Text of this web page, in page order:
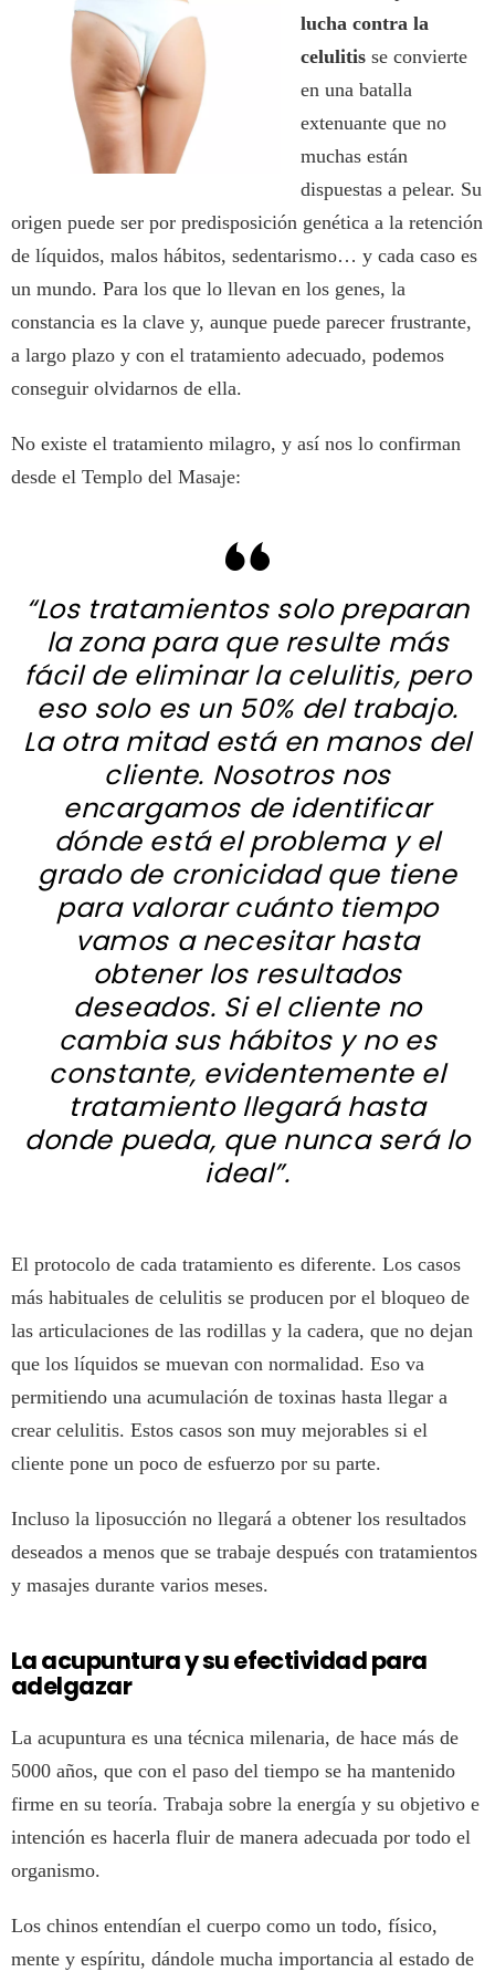
lucha contra la
celulitis se convierte
en una batalla
extenuante que no
muchas están
dispuestas a pelear. Su
origen puede ser por predisposición genética a la retención
de líquidos, malos hábitos, sedentarismo… y cada caso es
un mundo. Para los que lo llevan en los genes, la
constancia es la clave y, aunque puede parecer frustrante,
a largo plazo y con el tratamiento adecuado, podemos
conseguir olvidarnos de ella.
No existe el tratamiento milagro, y así nos lo confirman
desde el Templo del Masaje:
“Los tratamientos solo preparan
la zona para que resulte más
fácil de eliminar la celulitis, pero
eso solo es un 50% del trabajo.
La otra mitad está en manos del
cliente. Nosotros nos
encargamos de identificar
dónde está el problema y el
grado de cronicidad que tiene
para valorar cuánto tiempo
vamos a necesitar hasta
obtener los resultados
deseados. Si el cliente no
cambia sus hábitos y no es
constante, evidentemente el
tratamiento llegará hasta
donde pueda, que nunca será lo
ideal”.
El protocolo de cada tratamiento es diferente. Los casos
más habituales de celulitis se producen por el bloqueo de
las articulaciones de las rodillas y la cadera, que no dejan
que los líquidos se muevan con normalidad. Eso va
permitiendo una acumulación de toxinas hasta llegar a
crear celulitis. Estos casos son muy mejorables si el
cliente pone un poco de esfuerzo por su parte.
Incluso la liposucción no llegará a obtener los resultados
deseados a menos que se trabaje después con tratamientos
y masajes durante varios meses.
La acupuntura y su efectividad para
adelgazar
La acupuntura es una técnica milenaria, de hace más de
5000 años, que con el paso del tiempo se ha mantenido
firme en su teoría. Trabaja sobre la energía y su objetivo e
intención es hacerla fluir de manera adecuada por todo el
organismo.
Los chinos entendían el cuerpo como un todo, físico,
mente y espíritu, dándole mucha importancia al estado de